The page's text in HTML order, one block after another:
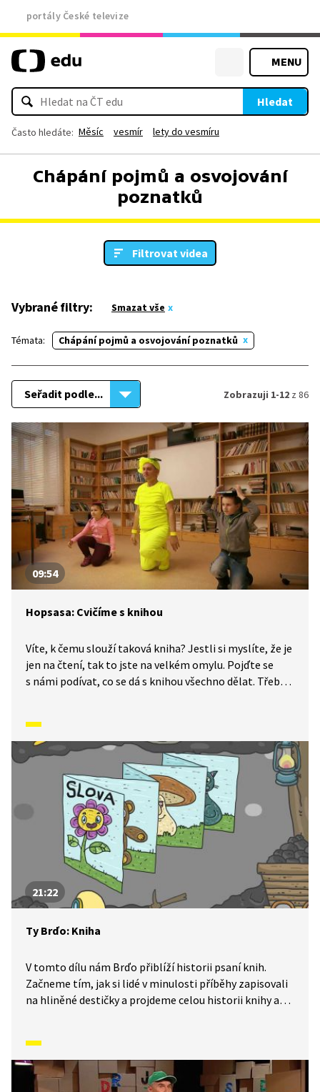
portály České televize
MENU
Hledat
Často hledáte: Měsíc vesmír lety do vesmíru
Chápání pojmů a osvojování
poznatků
Filtrovat videa
Vybrané filtry: Smazat vše
Témata: Chápání pojmů a osvojování poznatků
Seřadit podle... Zobrazuji 1-12 z 86
09:54
Hopsasa: Cvičíme s knihou
Víte, k čemu slouží taková kniha? Jestli si myslíte, že je
jen na čtení, tak to jste na velkém omylu. Pojďte se
s námi podívat, co se dá s knihou všechno dělat. Třeba
21:22
Ty Brďo: Kniha
V tomto dílu nám Brďo přiblíží historii psaní knih.
Začneme tím, jak si lidé v minulosti příběhy zapisovali
na hliněné destičky a projdeme celou historii knihy až
než se dostane k vám domů, si pěkně popíšeme. Jaká je
nejmenší kniha na světě? Jaké druhy vazeb mají?
Zvládnete náš kvíz?